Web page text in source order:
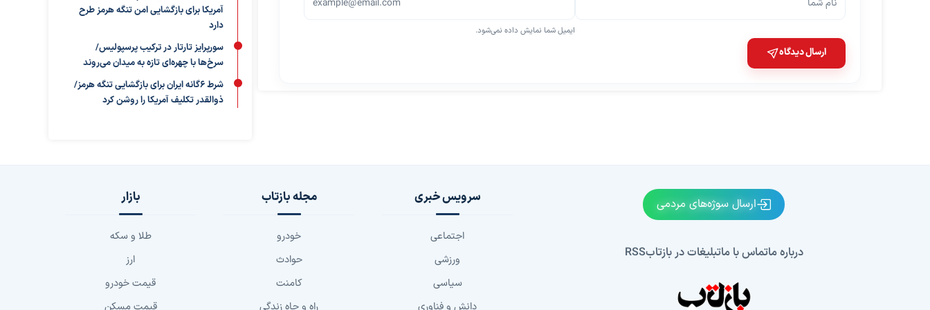
ایمیل شما نمایش داده نمی‌شود.
ارسال دیدگاه
آمریکا برای بازگشایی امن تنگه هرمز طرح
دارد
سورپرایز تارتار در ترکیب پرسپولیس/
سرخ‌ها با چهره‌ای تازه به میدان می‌روند
شرط ۶گانه ایران برای بازگشایی تنگه هرمز/
ذوالقدر تکلیف آمریکا را روشن کرد
ارسال سوژه‌های مردمی
درباره ماتماس با ماتبلیغات در بازتابRSS
سرویس خبری
اجتماعی
ورزشی
سیاسی
دانش و فناوری
مجله بازتاب
خودرو
حوادث
کامنت
راه و چاه زندگی
بازار
طلا و سکه
ارز
قیمت خودرو
قیمت مسکن